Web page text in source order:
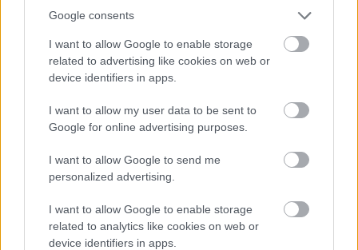
Google consents
I want to allow Google to enable storage
related to advertising like cookies on web or
device identifiers in apps.
I want to allow my user data to be sent to
Google for online advertising purposes.
I want to allow Google to send me
personalized advertising.
I want to allow Google to enable storage
related to analytics like cookies on web or
device identifiers in apps.
Megismertem és elfogadom a
Nem szeretne lemaradni semmiről? Csak egy kattintás, és hírlevelünk a
postaládájába érkezik!
A SZOL24 legfrissebb 24 cikke
Baka András egy hónapja még a Tiszától független államfőről
beszélt – most elfogadta Magyar Péterék felkérését